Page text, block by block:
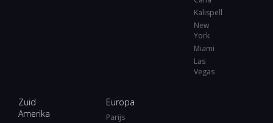
Kalispell
New
York
Miami
Las
Vegas
Zuid
Amerika
Europa
Parijs